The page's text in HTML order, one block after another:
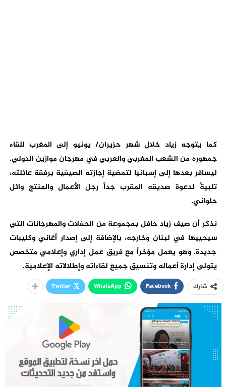
كما يتوجه زياد خلال شهر حزيران/ يونيو إلى المغرب للقاء
جمهوره من الشعب المغربي والعربي في مهرجان موازين الدولي.
ليسافر بعدها إلى إسبانيا لتمضية إجازته الصيفية برفقة عائلته،
تلبيةً لدعوة صديقه المقرب جداً رجل الأعمال والمنتج وائل
حلواني.
نذكر أن صيف زياد حافل بمجموعة من الحفلات والمهرجانات التي
سيحييها في لبنان وخارجه، بالإضافة إلى إصدار أغاني وكليبات
جديدة. وهو يعمل مؤخراً مع فريق عمل إداري وإعلامي متخصص
يتولى إدارة أعماله وتنسيق جميع لقاءاته وإطلالاته الإعلامية.
شارك Facebook
WhatsApp
Twitter